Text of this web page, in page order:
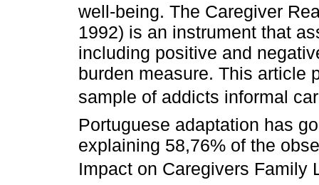
well-being. The Caregiver
1992) is an instrument that
including positive and
burden measure. This article
sample of addicts informal
Portuguese adaptation has
explaining 58,76% of the
Impact on Caregivers Family